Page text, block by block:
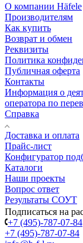
О компании Häfele
Производителям
Как купить
Возврат и обмен
Реквизиты
Политика
Публичная оферта
Контакты
Информация о
оператора по
Справка
Доставка и оплата
Прайс-лист
Конфигуратор
Каталоги
Наши проекты
Вопрос ответ
Результаты СОУТ
Подписаться на
+7 (495)-787-07-84
+7 (495)-787-07-84